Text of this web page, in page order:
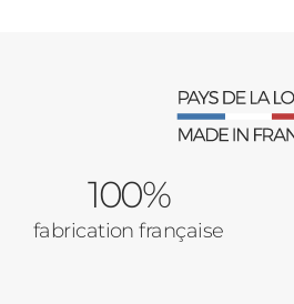
100%
fabrication française